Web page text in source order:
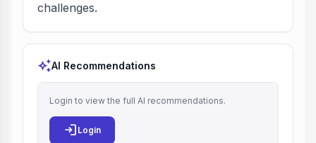
challenges.
auto_awesomeAI Recommendations
Login to view the full AI recommendations.
login Login